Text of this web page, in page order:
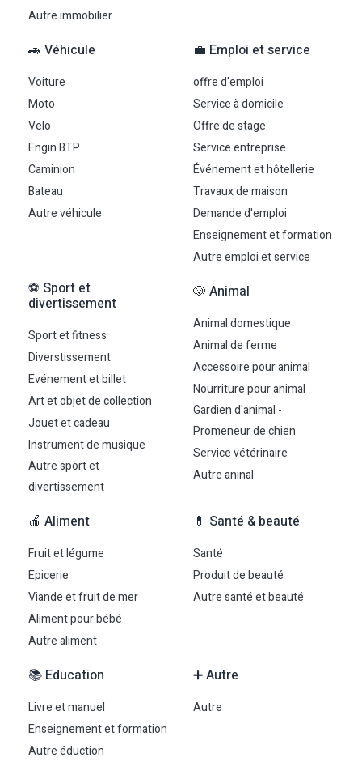
Autre immobilier
🚗 Véhicule
Voiture
Moto
Velo
Engin BTP
Caminion
Bateau
Autre véhicule
💼 Emploi et service
offre d'emploi
Service à domicile
Offre de stage
Service entreprise
Événement et hôtellerie
Travaux de maison
Demande d'emploi
Enseignement et formation
Autre emploi et service
⚽ Sport et
divertissement
Sport et fitness
Diverstissement
Evénement et billet
Art et objet de collection
Jouet et cadeau
Instrument de musique
Autre sport et
divertissement
🐶 Animal
Animal domestique
Animal de ferme
Accessoire pour animal
Nourriture pour animal
Gardien d'animal -
Promeneur de chien
Service vétérinaire
Autre aninal
🍎 Aliment
Fruit et légume
Epicerie
Viande et fruit de mer
Aliment pour bébé
Autre aliment
💊 Santé & beauté
Santé
Produit de beauté
Autre santé et beauté
📚 Education
Livre et manuel
Enseignement et formation
Autre éduction
➕ Autre
Autre